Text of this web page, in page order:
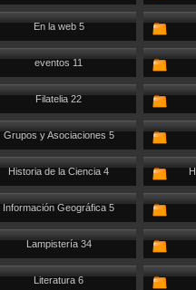
En la web 5
eventos 11
Filatelia 22
Grupos y Asociaciones 5
Historia de la Ciencia 4
Información Geográfica 5
Lampistería 34
Literatura 6